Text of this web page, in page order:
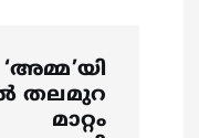
‘അമ്മ’യി
തലമുറ
മാറ്റം